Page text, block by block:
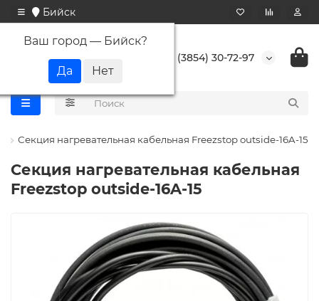
Бийск
Ваш город — Бийск?
+7 (3854) 30-72-97
Секция нагревательная кабельная Freezstop outside-16A-15
Секция нагревательная кабельная
Freezstop outside-16A-15